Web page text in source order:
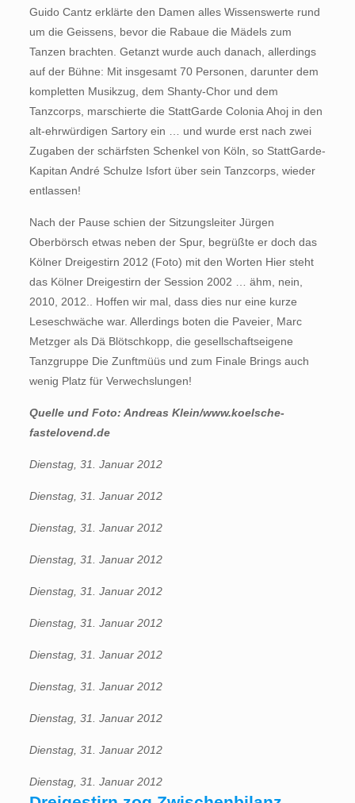
Guido Cantz erklärte den Damen alles Wissenswerte rund
um die Geissens, bevor die Rabaue die Mädels zum
Tanzen brachten. Getanzt wurde auch danach, allerdings
auf der Bühne: Mit insgesamt 70 Personen, darunter dem
kompletten Musikzug, dem Shanty-Chor und dem
Tanzcorps, marschierte die StattGarde Colonia Ahoj in den
alt-ehrwürdigen Sartory ein … und wurde erst nach zwei
Zugaben der schärfsten Schenkel von Köln, so StattGarde-
Kapitan André Schulze Isfort über sein Tanzcorps, wieder
entlassen!
Nach der Pause schien der Sitzungsleiter Jürgen
Oberbörsch etwas neben der Spur, begrüßte er doch das
Kölner Dreigestirn 2012 (Foto) mit den Worten Hier steht
das Kölner Dreigestirn der Session 2002 … ähm, nein,
2010, 2012.. Hoffen wir mal, dass dies nur eine kurze
Leseschwäche war. Allerdings boten die Paveier, Marc
Metzger als Dä Blötschkopp, die gesellschaftseigene
Tanzgruppe Die Zunftmüüs und zum Finale Brings auch
wenig Platz für Verwechslungen!
Quelle und Foto: Andreas Klein/www.koelsche-
fastelovend.de
Dienstag, 31. Januar 2012
Dienstag, 31. Januar 2012
Dienstag, 31. Januar 2012
Dienstag, 31. Januar 2012
Dienstag, 31. Januar 2012
Dienstag, 31. Januar 2012
Dienstag, 31. Januar 2012
Dienstag, 31. Januar 2012
Dienstag, 31. Januar 2012
Dienstag, 31. Januar 2012
Dienstag, 31. Januar 2012